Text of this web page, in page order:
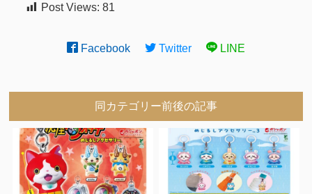
Post Views: 81
Facebook Twitter LINE
同カテゴリー前後の記事